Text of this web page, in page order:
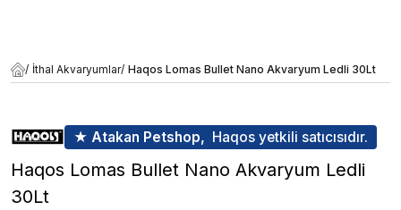
/ İthal Akvaryumlar/ Haqos Lomas Bullet Nano Akvaryum Ledli 30Lt
★ Atakan Petshop, Haqos yetkili satıcısıdır.
Haqos Lomas Bullet Nano Akvaryum Ledli
30Lt